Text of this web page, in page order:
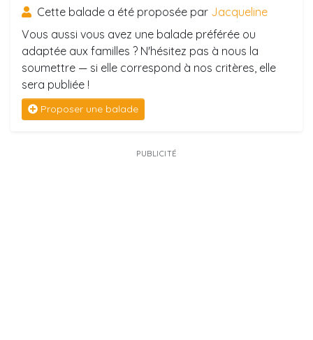
Cette balade a été proposée par Jacqueline
Vous aussi vous avez une balade préférée ou
adaptée aux familles ? N'hésitez pas à nous la
soumettre — si elle correspond à nos critères, elle
sera publiée !
Proposer une balade
PUBLICITÉ